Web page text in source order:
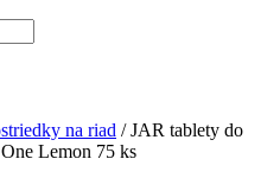
na riad /JAR tablety do
Lemon 75 ks